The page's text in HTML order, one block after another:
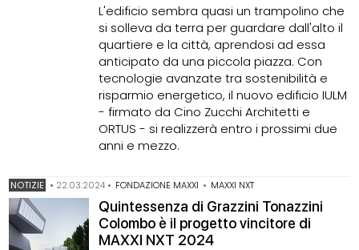
L'edificio sembra quasi un trampolino che
si solleva da terra per guardare dall'alto il
quartiere e la città, aprendosi ad essa
anticipato da una piccola piazza. Con
tecnologie avanzate tra sostenibilità e
risparmio energetico, il nuovo edificio IULM
- firmato da Cino Zucchi Architetti e
ORTUS - si realizzerà entro i prossimi due
anni e mezzo.
NOTIZIE • 22.03.2024 • FONDAZIONE MAXXI • MAXXI NXT
Quintessenza di Grazzini Tonazzini
Colombo è il progetto vincitore di
MAXXI NXT 2024